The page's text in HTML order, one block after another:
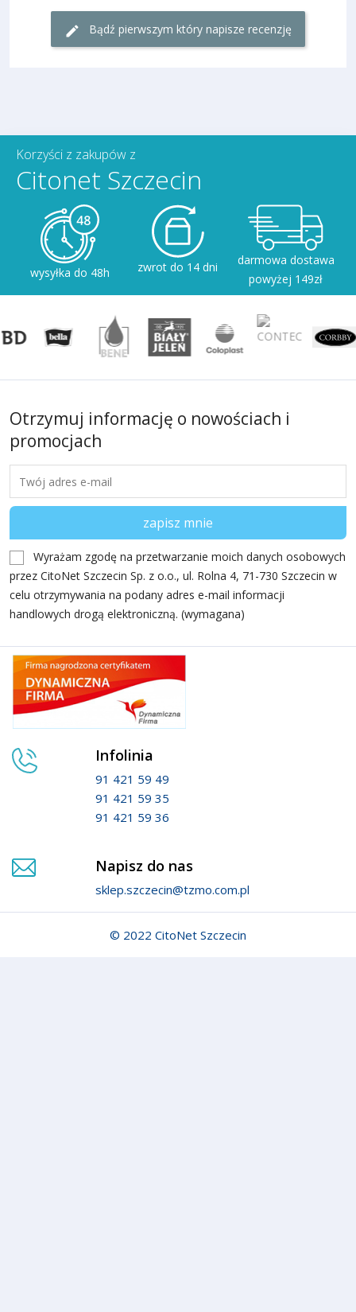
Bądź pierwszym który napisze recenzję
Korzyści z zakupów z
Citonet Szczecin
wysyłka do 48h zwrot do 14 dni
darmowa dostawa
powyżej 149zł
Otrzymuj informację o nowościach i
promocjach
Wyrażam zgodę na przetwarzanie moich danych osobowych
przez CitoNet Szczecin Sp. z o.o., ul. Rolna 4, 71-730 Szczecin w
celu otrzymywania na podany adres e-mail informacji
handlowych drogą elektroniczną. (wymagana)
Infolinia
91 421 59 49
91 421 59 35
91 421 59 36
Napisz do nas
sklep.szczecin@tzmo.com.pl
© 2022 CitoNet Szczecin